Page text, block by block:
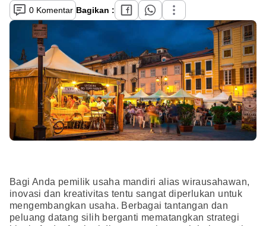
0 Komentar Bagikan :
Bagi Anda pemilik usaha mandiri alias wirausahawan,
inovasi dan kreativitas tentu sangat diperlukan untuk
mengembangkan usaha. Berbagai tantangan dan
peluang datang silih berganti mematangkan strategi